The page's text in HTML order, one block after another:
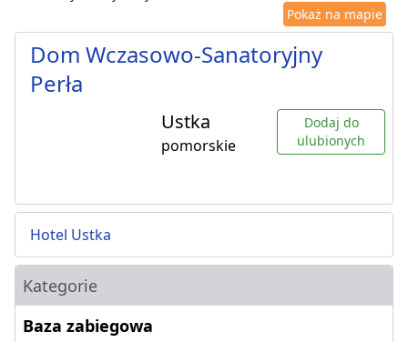
Pokaż na mapie
Dom Wczasowo-Sanatoryjny
Perła
Ustka
pomorskie
Dodaj do
ulubionych
Hotel Ustka
Kategorie
Baza zabiegowa